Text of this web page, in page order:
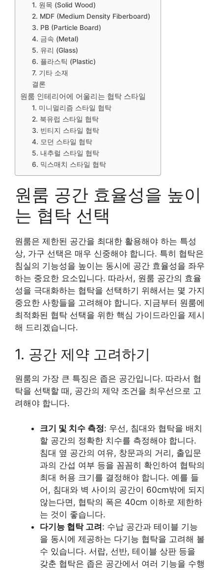
1. 원목 (Solid Wood)
2. MDF (Medium Density Fiberboard)
3. PB (Particle Board)
4. 금속 (Metal)
5. 유리 (Glass)
6. 플라스틱 (Plastic)
7. 기타 소재
결론
원룸 인테리어에 어울리는 협탁 스타일
1. 미니멀리즘 스타일 협탁
2. 북유럽 스타일 협탁
3. 빈티지 스타일 협탁
4. 모던 스타일 협탁
5. 내추럴 스타일 협탁
6. 믹스매치 스타일 협탁
원룸 공간 효율성을 높이
는 협탁 선택
원룸은 제한된 공간을 최대한 활용해야 하는 특성
상, 가구 선택은 매우 신중해야 합니다. 특히 협탁은
침실의 기능성을 높이는 동시에 공간 효율성을 좌우
하는 중요한 요소입니다. 따라서, 원룸 공간의 효율
성을 극대화하는 협탁을 선택하기 위해서는 몇 가지
중요한 사항들을 고려해야 합니다. 지금부터 원룸에
최적화된 협탁 선택을 위한 핵심 가이드라인을 제시
해 드리겠습니다.
1. 공간 제약 고려하기
원룸의 가장 큰 특징은 좁은 공간입니다. 따라서 협
탁을 선택할 때, 공간의 제약 조건을 최우선으로 고
려해야 합니다.
크기 및 치수 측정: 우선, 침대와 협탁을 배치
할 공간의 정확한 치수를 측정해야 합니다.
침대 옆 공간의 여유, 창문과의 거리, 출입문
과의 간섭 여부 등을 꼼꼼히 확인하여 협탁의
최대 허용 크기를 결정해야 합니다. 예를 들
어, 침대와 벽 사이의 공간이 60cm밖에 되지
않는다면, 협탁의 폭은 40cm 이하로 제한하
는 것이 좋습니다.
다기능 협탁 고려: 수납 공간과 테이블 기능
을 동시에 제공하는 다기능 협탁을 고려해 볼
수 있습니다. 서랍, 선반, 테이블 상판 등을
갖춘 협탁은 좁은 공간에서 여러 기능을 수행